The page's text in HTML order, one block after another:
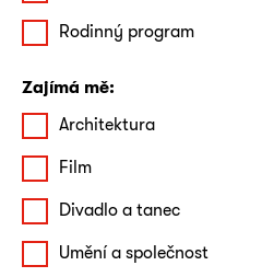
Rodinný program
Zajímá mě:
Architektura
Film
Divadlo a tanec
Umění a společnost